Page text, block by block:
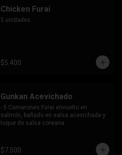
Chicken Furai
5 unidades.
$5.400
Gunkan Acevichado
- 5 Camarones Furai envuelto en
salmón, bañado en salsa acevichada y
toque de salsa coreana.
$7.500